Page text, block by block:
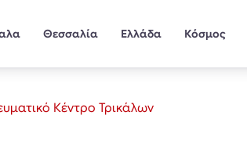
Θεσσαλία Ελλάδα Κόσμος
Κέντρο Τρικάλων